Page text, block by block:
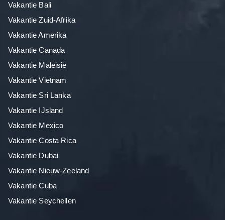
Vakantie Bali
Vakantie Zuid-Afrika
Vakantie Amerika
Vakantie Canada
Vakantie Maleisië
Vakantie Vietnam
Vakantie Sri Lanka
Vakantie IJsland
Vakantie Mexico
Vakantie Costa Rica
Vakantie Dubai
Vakantie Nieuw-Zeeland
Vakantie Cuba
Vakantie Seychellen